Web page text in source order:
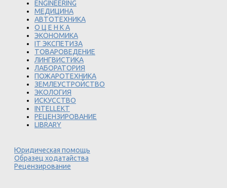
ENGINEERING
МЕДИЦИНА
АВТОТЕХНИКА
О Ц Е Н К А
ЭКОНОМИКА
IT ЭКСПЕТИЗА
ТОВАРОВЕДЕНИЕ
ЛИНГВИСТИКА
ЛАБОРАТОРИЯ
ПОЖАРОТЕХНИКА
ЗЕМЛЕУСТРОЙСТВО
ЭКОЛОГИЯ
ИСКУССТВО
INTELLEKT
РЕЦЕНЗИРОВАНИЕ
LIBRARY
Юридическая помощь
Образец ходатайства
Рецензирование